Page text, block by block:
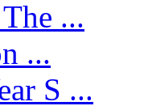
...
...
S ...